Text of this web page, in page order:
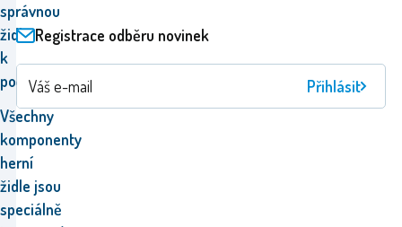
správnou
židli
k
počítači?
Všechny
komponenty
herní
židle jsou
speciálně
Registrace odběru novinek
Přihlásit